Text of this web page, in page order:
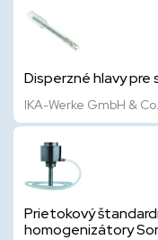
Disperzné hlavy pre
IKA-Werke GmbH &
Prietokový
homogenizátory